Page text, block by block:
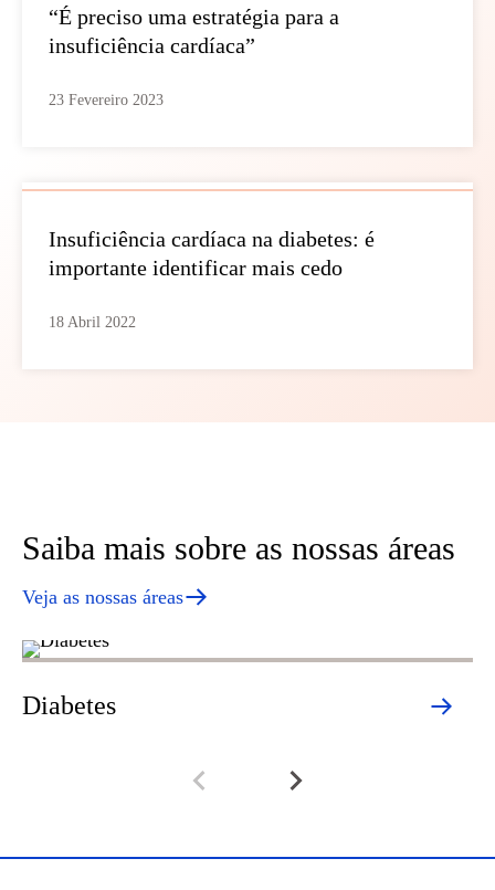
“É preciso uma estratégia para a
insuficiência cardíaca”
23 Fevereiro 2023
Insuficiência cardíaca na diabetes: é
importante identificar mais cedo
18 Abril 2022
Saiba mais sobre as nossas áreas
Veja as nossas áreas
Diabetes